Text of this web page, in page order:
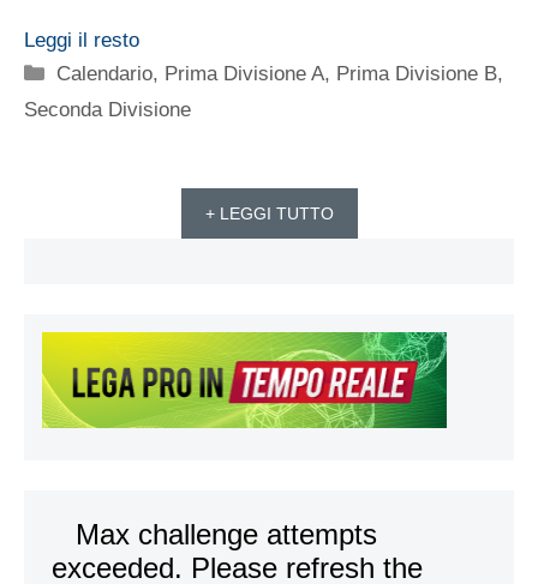
Leggi il resto
Categorie
Calendario, Prima Divisione A, Prima Divisione B,
Seconda Divisione
+ LEGGI TUTTO